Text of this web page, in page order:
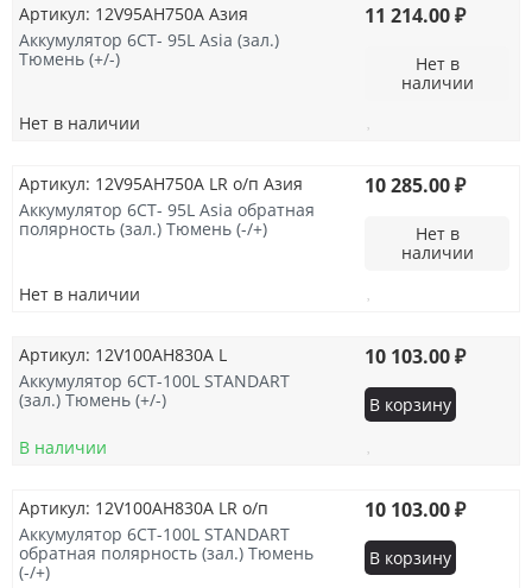
Артикул: 12V95AH750A Азия
Аккумулятор 6СТ- 95L Asia (зал.)
Тюмень (+/-)
Нет в наличии
11 214.00 ₽
Нет в
наличии
Артикул: 12V95AH750A LR о/п Азия
Аккумулятор 6СТ- 95L Asia обратная
полярность (зал.) Тюмень (-/+)
Нет в наличии
10 285.00 ₽
Нет в
наличии
Артикул: 12V100AH830A L
Аккумулятор 6СТ-100L STANDART
(зал.) Тюмень (+/-)
В наличии
10 103.00 ₽
В корзину
Артикул: 12V100AH830A LR о/п
Аккумулятор 6СТ-100L STANDART
обратная полярность (зал.) Тюмень
(-/+)
10 103.00 ₽
В корзину